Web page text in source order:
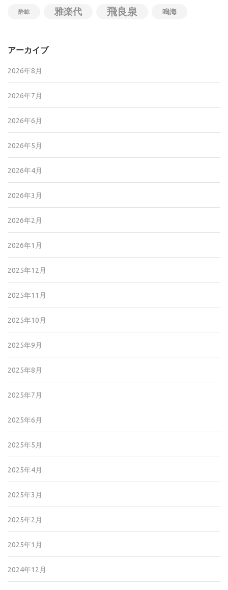
酔鯨 雅楽代 飛良泉 鳴海
アーカイブ
2026年8月
2026年7月
2026年6月
2026年5月
2026年4月
2026年3月
2026年2月
2026年1月
2025年12月
2025年11月
2025年10月
2025年9月
2025年8月
2025年7月
2025年6月
2025年5月
2025年4月
2025年3月
2025年2月
2025年1月
2024年12月